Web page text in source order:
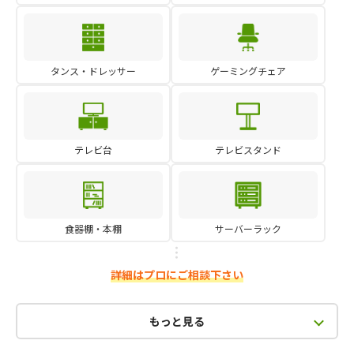
タンス・ドレッサー ゲーミングチェア
テレビ台 テレビスタンド
食器棚・本棚 サーバーラック
詳細はプロにご相談下さい
もっと見る